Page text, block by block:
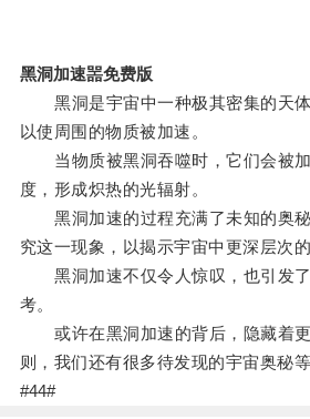
黑洞加速噐免费版
黑洞是宇宙中一种极其密集的天体
以使周围的物质被加速。
当物质被黑洞吞噬时，它们会被加
度，形成炽热的光辐射。
黑洞加速的过程充满了未知的奥秘
究这一现象，以揭示宇宙中更深层次的
黑洞加速不仅令人惊叹，也引发了
考。
或许在黑洞加速的背后，隐藏着更
则，我们还有很多待发现的宇宙奥秘
#44#